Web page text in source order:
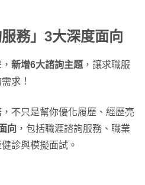
服務」3大深度面向
新增6大諮詢主題 ，讓求職服
求！
不只是幫你優化履歷、經歷亮
向 ，包括職涯諮詢服務、職業
診與模擬面試。